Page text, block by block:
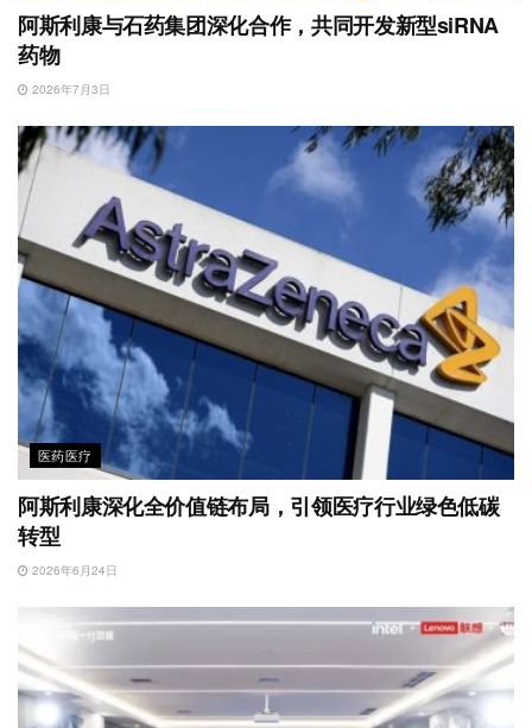
阿斯利康与石药集团深化合作，共同开发新型siRNA
药物
2026年7月3日
医药医疗
阿斯利康深化全价值链布局，引领医疗行业绿色低碳
转型
2026年6月24日